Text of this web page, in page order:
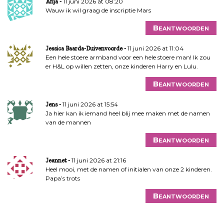
Wauw ik wil graag de inscriptie Mars
Beantwoorden
Jessica Baarda-Duivenvoorde
11 juni 2026 at 11:04
Een hele stoere armband voor een hele stoere man! Ik zou
er H&L op willen zetten, onze kinderen Harry en Lulu.
Beantwoorden
Jens
11 juni 2026 at 15:54
Ja hier kan ik iemand heel blij mee maken met de namen
van de mannen
Beantwoorden
Jeannet
11 juni 2026 at 21:16
Heel mooi, met de namen of initialen van onze 2 kinderen.
Papa’s trots
Beantwoorden